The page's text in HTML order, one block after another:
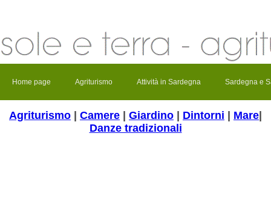
Home page Agriturismo Attività in Sardegna Sardegna e
Agriturismo | Camere | Giardino | Dintorni | Mare|
Danze tradizionali